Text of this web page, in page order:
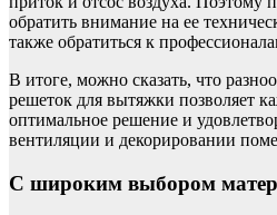
обратить внимание на ее
также обратиться к
В итоге, можно сказать, что
решеток для вытяжки позволяет
оптимальное решение и
вентиляции и декорировании
С широким выбором